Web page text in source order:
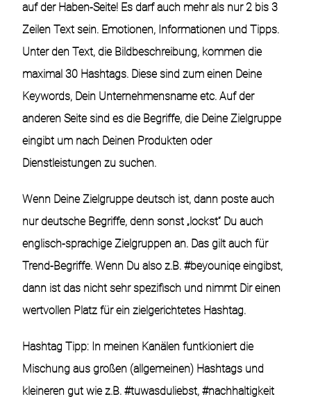
auf der Haben-Seite! Es darf auch mehr als nur 2 bis 3
Zeilen Text sein. Emotionen, Informationen und Tipps.
Unter den Text, die Bildbeschreibung, kommen die
maximal 30 Hashtags. Diese sind zum einen Deine
Keywords, Dein Unternehmensname etc. Auf der
anderen Seite sind es die Begriffe, die Deine Zielgruppe
eingibt um nach Deinen Produkten oder
Dienstleistungen zu suchen.
Wenn Deine Zielgruppe deutsch ist, dann poste auch
nur deutsche Begriffe, denn sonst „lockst“ Du auch
englisch-sprachige Zielgruppen an. Das gilt auch für
Trend-Begriffe. Wenn Du also z.B. #beyouniqe eingibst,
dann ist das nicht sehr spezifisch und nimmt Dir einen
wertvollen Platz für ein zielgerichtetes Hashtag.
Hashtag Tipp: In meinen Kanälen funtkioniert die
Mischung aus großen (allgemeinen) Hashtags und
kleineren gut wie z.B. #tuwasduliebst, #nachhaltigkeit